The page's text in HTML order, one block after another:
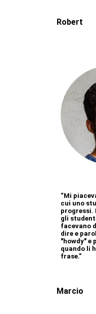
Robert
“Mi
cui uno
progressi.
gli
facevano
dire e
"howdy" e
quando li
frase.”
Marcio